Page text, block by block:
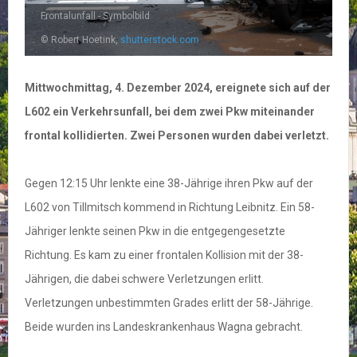
Frontalunfall - Symbolbild
© Robert Hoetink, shutterstock.com
Mittwochmittag, 4. Dezember 2024, ereignete sich auf der
L602 ein Verkehrsunfall, bei dem zwei Pkw miteinander
frontal kollidierten. Zwei Personen wurden dabei verletzt.
Gegen 12:15 Uhr lenkte eine 38-Jährige ihren Pkw auf der
L602 von Tillmitsch kommend in Richtung Leibnitz. Ein 58-
Jähriger lenkte seinen Pkw in die entgegengesetzte
Richtung. Es kam zu einer frontalen Kollision mit der 38-
Jährigen, die dabei schwere Verletzungen erlitt.
Verletzungen unbestimmten Grades erlitt der 58-Jährige.
Beide wurden ins Landeskrankenhaus Wagna gebracht.